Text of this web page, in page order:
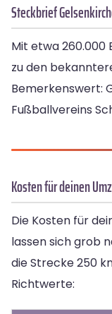
Steckbrief
Mit etwa 260.000
zu den
Bemerkenswert:
Fußballvereins
Kosten für deinen
Die Kosten für
lassen sich grob
die Strecke 250
Richtwerte: